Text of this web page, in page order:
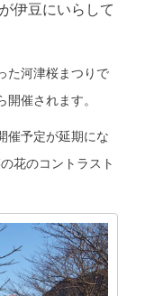
伊豆にいらして
た河津桜まつりで
催されます。
催予定が延期にな
花のコントラスト